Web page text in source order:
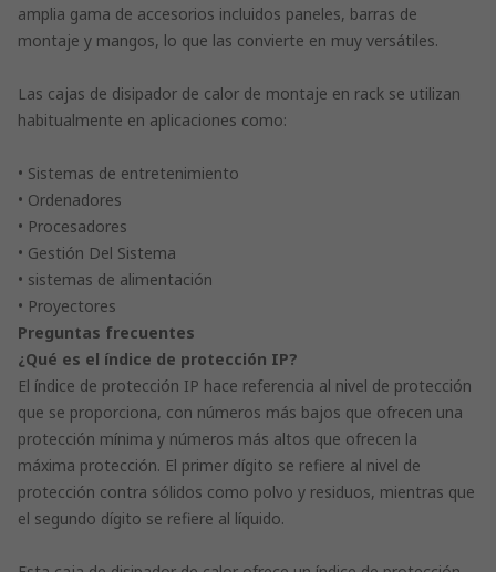
amplia gama de accesorios incluidos paneles, barras de
montaje y mangos, lo que las convierte en muy versátiles.
Las cajas de disipador de calor de montaje en rack se utilizan
habitualmente en aplicaciones como:
• Sistemas de entretenimiento
• Ordenadores
• Procesadores
• Gestión Del Sistema
• sistemas de alimentación
• Proyectores
Preguntas frecuentes
¿Qué es el índice de protección IP?
El índice de protección IP hace referencia al nivel de protección
que se proporciona, con números más bajos que ofrecen una
protección mínima y números más altos que ofrecen la
máxima protección. El primer dígito se refiere al nivel de
protección contra sólidos como polvo y residuos, mientras que
el segundo dígito se refiere al líquido.